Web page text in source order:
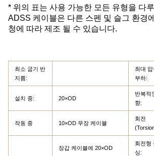
* 위의 표는 사용 가능한 모든 유형을 다
ADSS 케이블은 다른 스펜 및 슬그 환경
청에 따라 제조 될 수 있습니다.
최소 굽기 반
지름:
최대 압
부하:
설치 중: 20×OD
반복적
향:
작동 중 10×OD 무장 케이블
회전
장갑 케이블에 20×OD
회전형
싱: